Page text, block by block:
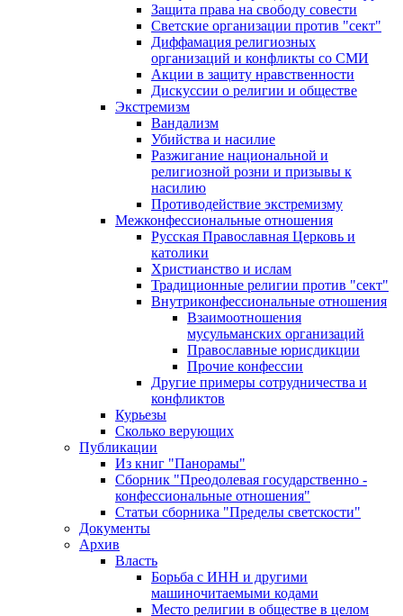
Защита права на свободу совести
Светские организации против "сект"
Диффамация религиозных
организаций и конфликты со СМИ
Акции в защиту нравственности
Дискуссии о религии и обществе
Экстремизм
Вандализм
Убийства и насилие
Разжигание национальной и
религиозной розни и призывы к
насилию
Противодействие экстремизму
Межконфессиональные отношения
Русская Православная Церковь и
католики
Христианство и ислам
Традиционные религии против "сект"
Внутриконфессиональные отношения
Взаимоотношения
мусульманских организаций
Православные юрисдикции
Прочие конфессии
Другие примеры сотрудничества и
конфликтов
Курьезы
Сколько верующих
Публикации
Из книг "Панорамы"
Сборник "Преодолевая государственно -
конфессиональные отношения"
Статьи сборника "Пределы светскости"
Документы
Архив
Власть
Борьба с ИНН и другими
машиночитаемыми кодами
Место религии в обществе в целом